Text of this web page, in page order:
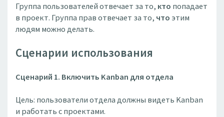
Группа пользователей отвечает за то, кто попадает
в проект. Группа прав отвечает за то, что этим
людям можно делать.
Сценарии использования
Сценарий 1. Включить Kanban для отдела
Цель: пользователи отдела должны видеть Kanban
и работать с проектами.